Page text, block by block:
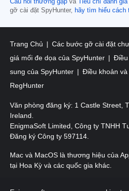
gỡ cài đặt SpyHunter,
hãy tìm hiểu cách
Trang Chủ Các bước gỡ cài đặt
giá mối đe dọa của SpyHunter
Điều
sung của SpyHunter
Điều khoản và
RegHunter
Văn phòng đăng ký: 1 Castle Street,
Ireland.
EnigmaSoft Limited, Công ty TNHH
Đăng ký Công ty 597114.
Mac và MacOS là thương hiệu của
tại Hoa Kỳ và các quốc gia khác.